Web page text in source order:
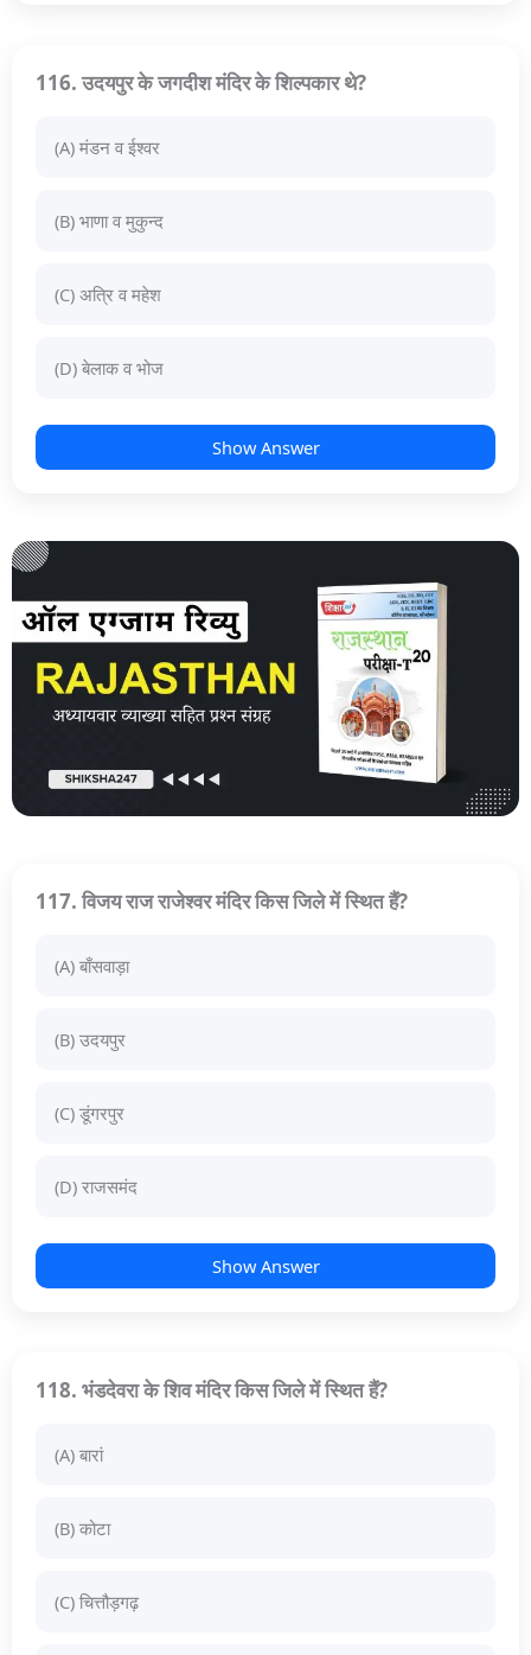
116. उदयपुर के जगदीश मंदिर के शिल्पकार थे?
(A) मंडन व ईश्वर
(B) भाणा व मुकुन्द
(C) अत्रि व महेश
(D) बेलाक व भोज
Show Answer
117. विजय राज राजेश्वर मंदिर किस जिले में स्थित हैं?
(A) बाँसवाड़ा
(B) उदयपुर
(C) डूंगरपुर
(D) राजसमंद
Show Answer
118. भंडदेवरा के शिव मंदिर किस जिले में स्थित हैं?
(A) बारां
(B) कोटा
(C) चित्तौड़गढ़